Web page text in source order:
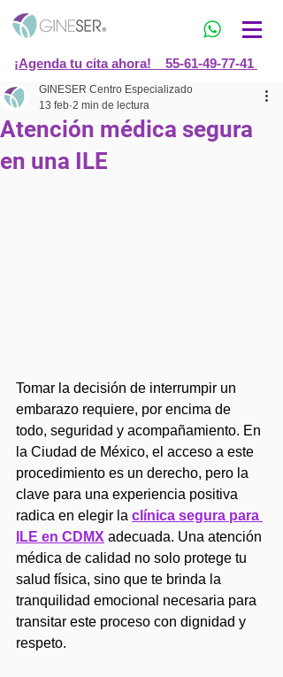
¡Agenda tu cita ahora! 55-61-49-77-41
Atención médica segura
en una ILE
GINESER Centro Especializado
13 feb 2 min de lectura
Tomar la decisión de interrumpir un
embarazo requiere, por encima de
todo, seguridad y acompañamiento. En
la Ciudad de México, el acceso a este
procedimiento es un derecho, pero la
clave para una experiencia positiva
radica en elegir la clínica segura para
ILE en CDMX adecuada. Una atención
médica de calidad no solo protege tu
salud física, sino que te brinda la
tranquilidad emocional necesaria para
transitar este proceso con dignidad y
respeto.